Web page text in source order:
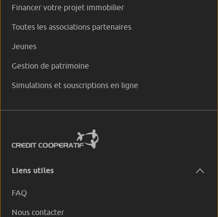
Financer votre projet immobilier
Toutes les associations partenaires
Jeunes
Gestion de patrimoine
Simulations et souscriptions en ligne
Liens utiles
FAQ
Nous contacter